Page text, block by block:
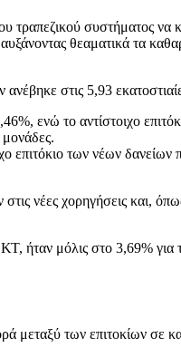
τραπεζικού συστήματος να
θεαματικά τα
στις 5,93
ενώ το αντίστοιχο
επιτόκιο των νέων
νέες χορηγήσεις και,
ήταν μόλις στο 3,69%
μεταξύ των επιτοκίων σε